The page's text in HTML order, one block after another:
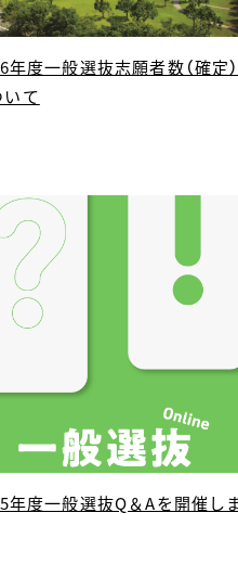
年度一般選抜志願者数（確定）
いて
年度一般選抜Q＆Aを開催し